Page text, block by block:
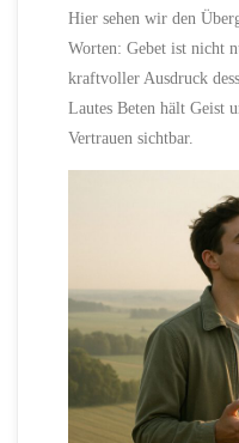
Hier sehen wir den
Worten: Gebet ist nicht
kraftvoller Ausdruck
Lautes Beten hält Geist
Vertrauen sichtbar.